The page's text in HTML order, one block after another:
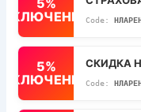
5%
СКИДКА